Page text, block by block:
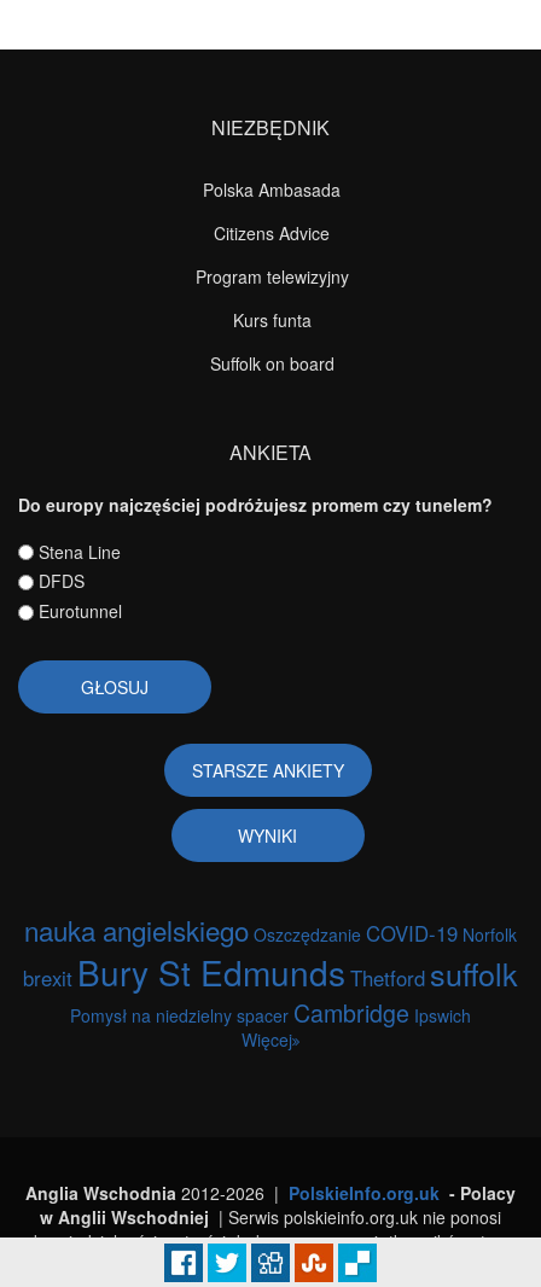
NIEZBĘDNIK
Polska Ambasada
Citizens Advice
Program telewizyjny
Kurs funta
Suffolk on board
ANKIETA
Do europy najczęściej podróżujesz promem czy tunelem?
Wybory
Stena Line
DFDS
Eurotunnel
STARSZE ANKIETY
WYNIKI
nauka angielskiego Oszczędzanie COVID-19 Norfolk
brexit Bury St Edmunds Thetford suffolk
Pomysł na niedzielny spacer Cambridge Ipswich
Więcej
Anglia Wschodnia 2012-2026 | PolskieInfo.org.uk - Polacy
w Anglii Wschodniej | Serwis polskieinfo.org.uk nie ponosi
odpowiedzialności za treści dodawane przez użytkowników strony.